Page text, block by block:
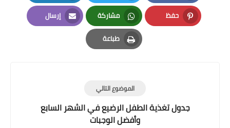
Facebook
Twitter
LinkedIn
حفظ
Pinterest
مشاركة
Whatsapp
إرسال
Email
طباعة
Print
الموضوع التالي
جدول تغذية الطفل الرضيع في الشهر السابع
وأفضل الوجبات